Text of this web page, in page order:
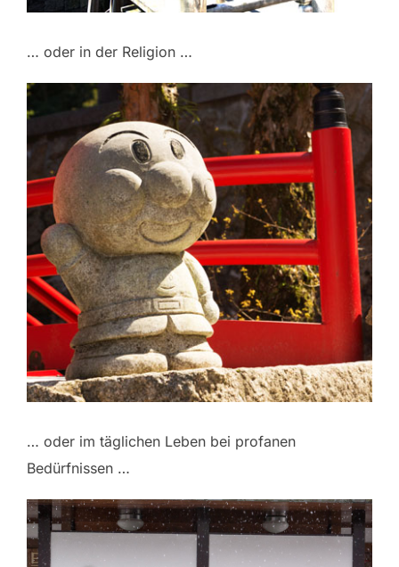
… oder in der Religion …
… oder im täglichen Leben bei profanen
Bedürfnissen …